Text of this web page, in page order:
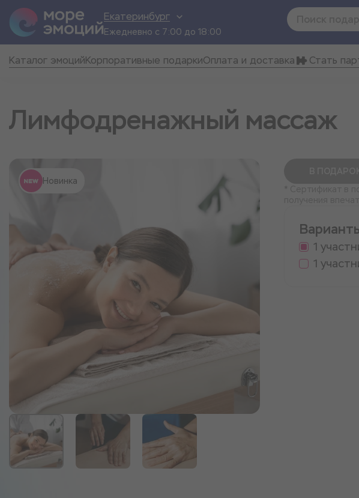
Екатеринбург
Ежедневно с 7:00 до 18:00
Каталог эмоцийКорпоративные подаркиОплата и доставка Стать
Лимфодренажный массаж
Новинка
1
1